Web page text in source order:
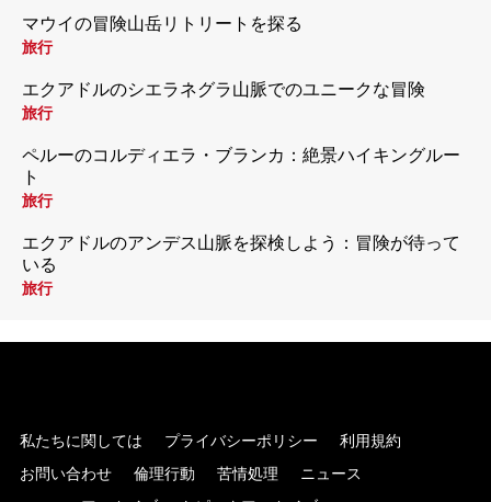
マウイの冒険山岳リトリートを探る
旅行
エクアドルのシエラネグラ山脈でのユニークな冒険
旅行
ペルーのコルディエラ・ブランカ：絶景ハイキングルー
ト
旅行
エクアドルのアンデス山脈を探検しよう：冒険が待って
いる
旅行
私たちに関しては プライバシーポリシー
利用規約
お問い合わせ
倫理行動 苦情処理
ニュース